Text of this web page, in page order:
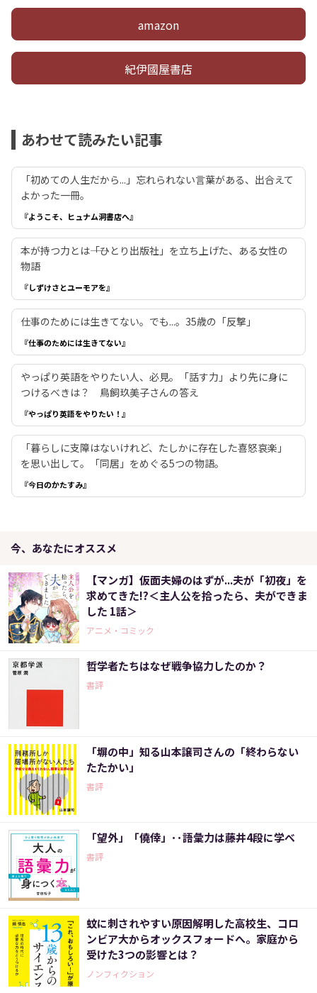
amazon
紀伊國屋書店
あわせて読みたい記事
「初めての人生だから...」忘れられない言葉がある、出合えて
よかった一冊。
『ようこそ、ヒュナム洞書店へ』
本が持つ力とは――「ひとり出版社」を立ち上げた、ある女性の
物語
『しずけさとユーモアを』
仕事のためには生きてない。でも...。35歳の「反撃」
『仕事のためには生きてない』
やっぱり英語をやりたい人、必見。「話す力」より先に身に
つけるべきは？ 鳥飼玖美子さんの答え
『やっぱり英語をやりたい！』
「暮らしに支障はないけれど、たしかに存在した喜怒哀楽」
を思い出して。「同居」をめぐる5つの物語。
『今日のかたすみ』
今、あなたにオススメ
【マンガ】仮面夫婦のはずが...夫が「初夜」を
求めてきた!?＜主人公を拾ったら、夫ができま
した 1話＞
アニメ・コミック
哲学者たちはなぜ戦争協力したのか？
書評
「塀の中」知る山本譲司さんの「終わらない
たたかい」
書評
「望外」「僥倖」･･語彙力は藤井4段に学べ
書評
蚊に刺されやすい原因解明した高校生、コロ
ンビア大からオックスフォードへ。家庭から
受けた3つの影響とは？
ノンフィクション